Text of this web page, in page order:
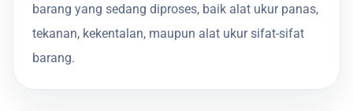
barang yang sedang diproses, baik alat ukur panas,
tekanan, kekentalan, maupun alat ukur sifat-sifat
barang.